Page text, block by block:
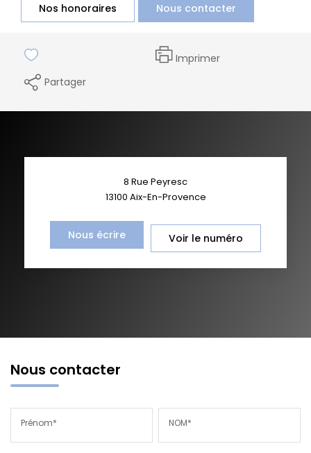
Nos honoraires Nous contacter
Imprimer
Partager
8 Rue Peyresc
13100 Aix-En-Provence
Nous écrire Voir le numéro
Nous contacter
Prénom* NOM*